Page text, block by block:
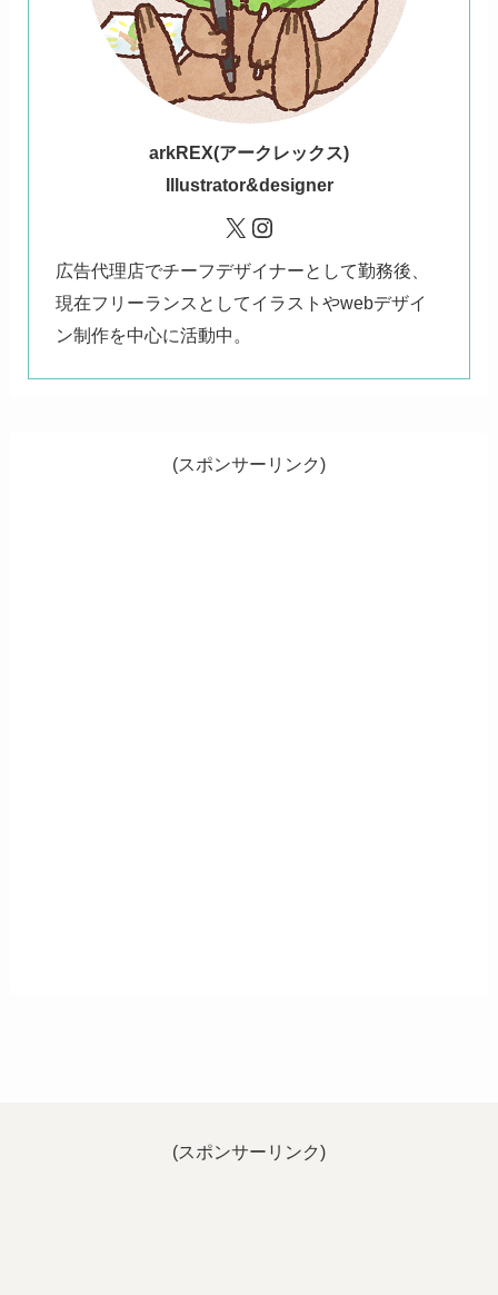
arkREX(アークレックス)
Illustrator&designer
X Instagram
広告代理店でチーフデザイナーとして勤務後、
現在フリーランスとしてイラストやwebデザイ
ン制作を中心に活動中。
(スポンサーリンク)
(スポンサーリンク)